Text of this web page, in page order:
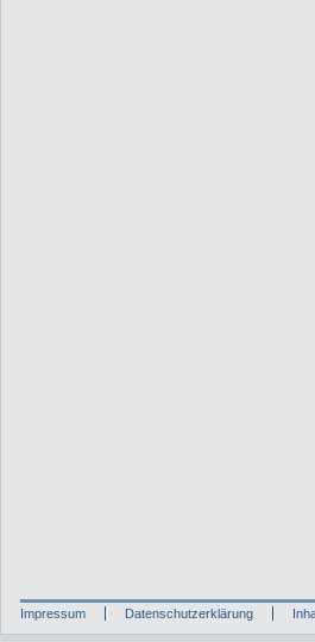
Impressum Datenschutzerklärung